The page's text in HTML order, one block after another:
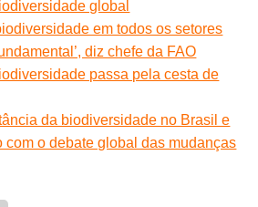
global
em todos os setores
diz chefe da FAO
passa pela cesta de
da biodiversidade no Brasil e
com o debate global das mudanças